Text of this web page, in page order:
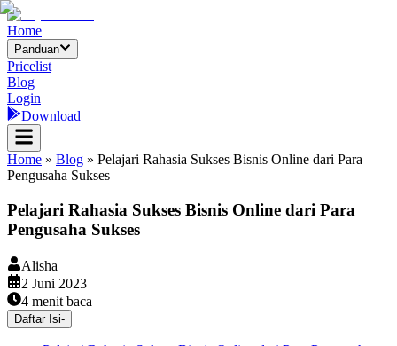
Home
Panduan
Pricelist
Blog
Login
Download
Home » Blog » Pelajari Rahasia Sukses Bisnis Online dari Para
Pengusaha Sukses
Pelajari Rahasia Sukses Bisnis Online dari Para
Pengusaha Sukses
Alisha
2 Juni 2023
4 menit baca
Daftar Isi-